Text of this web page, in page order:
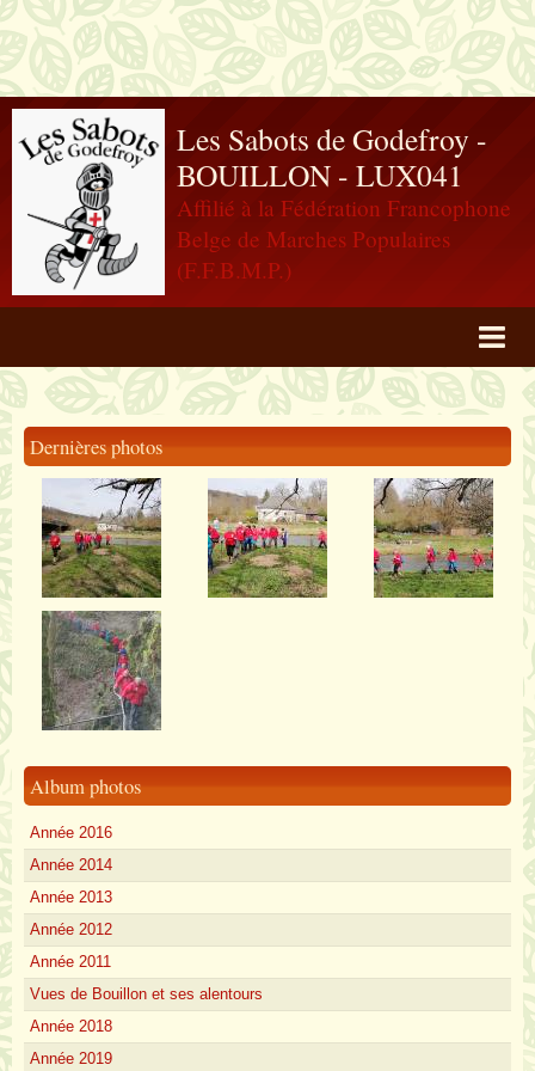
Les Sabots de Godefroy -
BOUILLON - LUX041
Affilié à la Fédération Francophone
Belge de Marches Populaires
(F.F.B.M.P.)
Agenda
Dernières photos
Album photos
Année 2016
Année 2014
Année 2013
Année 2012
Année 2011
Vues de Bouillon et ses alentours
Année 2018
Année 2019